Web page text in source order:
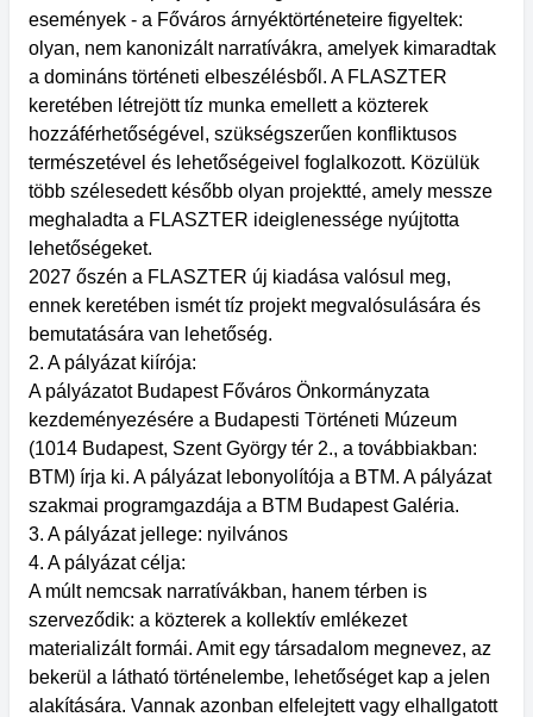
események - a Főváros árnyéktörténeteire figyeltek:
olyan, nem kanonizált narratívákra, amelyek kimaradtak
a domináns történeti elbeszélésből. A FLASZTER
keretében létrejött tíz munka emellett a közterek
hozzáférhetőségével, szükségszerűen konfliktusos
természetével és lehetőségeivel foglalkozott. Közülük
több szélesedett később olyan projektté, amely messze
meghaladta a FLASZTER ideiglenessége nyújtotta
lehetőségeket.
2027 őszén a FLASZTER új kiadása valósul meg,
ennek keretében ismét tíz projekt megvalósulására és
bemutatására van lehetőség.
2. A pályázat kiírója:
A pályázatot Budapest Főváros Önkormányzata
kezdeményezésére a Budapesti Történeti Múzeum
(1014 Budapest, Szent György tér 2., a továbbiakban:
BTM) írja ki. A pályázat lebonyolítója a BTM. A pályázat
szakmai programgazdája a BTM Budapest Galéria.
3. A pályázat jellege: nyilvános
4. A pályázat célja:
A múlt nemcsak narratívákban, hanem térben is
szerveződik: a közterek a kollektív emlékezet
materializált formái. Amit egy társadalom megnevez, az
bekerül a látható történelembe, lehetőséget kap a jelen
alakítására. Vannak azonban elfelejtett vagy elhallgatott